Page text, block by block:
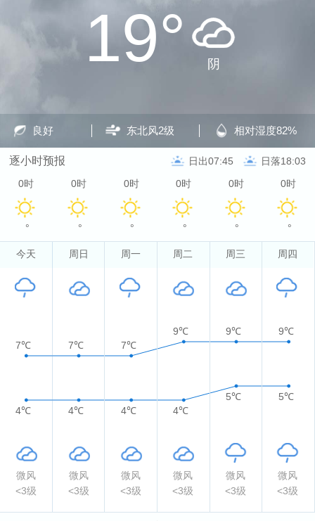
19° 阴
良好 东北风2级 相对湿度82%
逐小时预报 日出07:45 日落18:03
0时
°
0时
°
0时
°
0时
°
0时
°
0时
°
今天 周日 周一 周二 周三 周四
7℃ 7℃ 7℃
9℃ 9℃ 9℃
4℃ 4℃ 4℃ 4℃
5℃ 5℃
微风 微风 微风 微风 微风
微风
<3级
<3级 <3级 <3级 <3级 <3级